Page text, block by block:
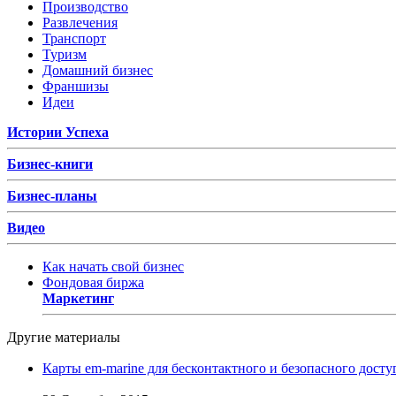
Производство
Развлечения
Транспорт
Туризм
Домашний бизнес
Франшизы
Идеи
Истории Успеха
Бизнес-книги
Бизнес-планы
Видео
Как начать свой бизнес
Фондовая биржа
Маркетинг
Другие материалы
Карты em-marine для бесконтактного и безопасного